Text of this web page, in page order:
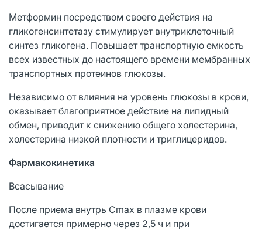
Метформин посредством своего действия на
гликогенсинтетазу стимулирует внутриклеточный
синтез гликогена. Повышает транспортную емкость
всех известных до настоящего времени мембранных
транспортных протеинов глюкозы.
Независимо от влияния на уровень глюкозы в крови,
оказывает благоприятное действие на липидный
обмен, приводит к снижению общего холестерина,
холестерина низкой плотности и триглицеридов.
Фармакокинетика
Всасывание
После приема внутрь Cmax в плазме крови
достигается примерно через 2,5 ч и при